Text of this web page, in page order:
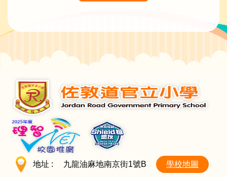
地址 : 九龍油麻地南京街1號B 學校地圖